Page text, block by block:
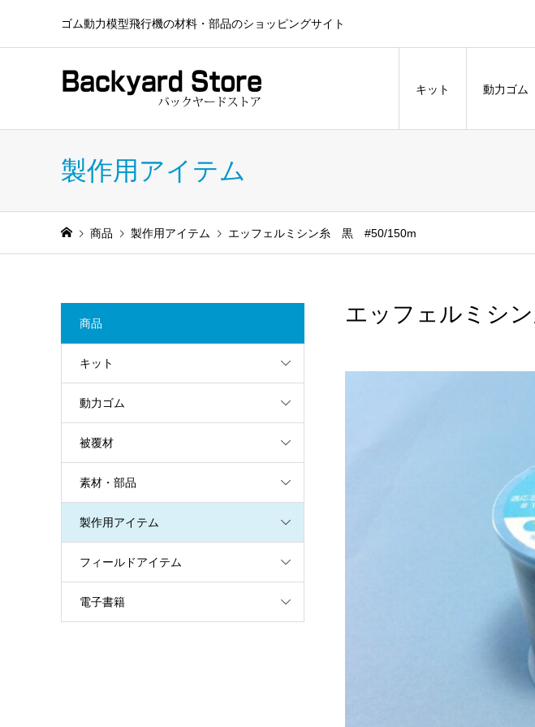
ゴム動力模型飛行機の材料・部品のショッピングサイト
キット 動力ゴム
製作用アイテム
商品 製作用アイテム エッフェルミシン糸 黒 #50/150m
エッフェルミシ
商品
キット
動力ゴム
被覆材
素材・部品
製作用アイテム
フィールドアイテム
電子書籍